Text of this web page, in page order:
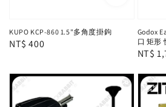
KUPO KCP-860 1.5"多角度掛鉤
Regular
NT$ 400
Godox
口 矩形
NT$